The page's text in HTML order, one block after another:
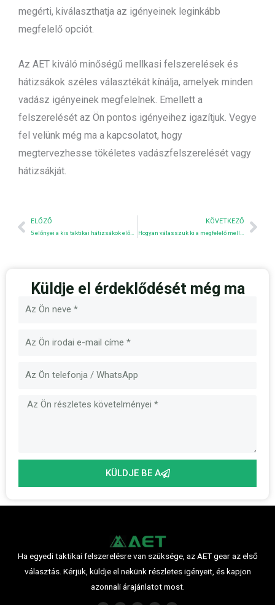
megérti, kiválaszthatja az igényeinek leginkább
megfelelő opciót.
Az AET kiváló minőségű mellkasi felszerelések és
hátizsákok széles választékát kínálja, amelyek minden
vadász igényeinek megfelelnek. Emellett a
felszerelését az Ön pontos igényeihez igazítjuk. Vegye
fel velünk még ma a kapcsolatot, hogy
megtervezhesse tökéletes vadászfelszerelését vagy
hátizsákját.
Előző
ELŐZŐ KÖVETKEZŐ
Küldje el érdeklődését még ma
Üzenet
KÜLDJE BE A
Ha egyedi taktikai felszerelésre van szüksége, az AET gear az első
választás. Kérjük, küldje el nekünk részletes igényeit, és kapjon
azonnali árajánlatot most.
F I P Y L